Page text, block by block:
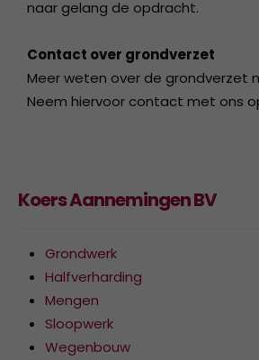
naar gelang de opdracht.
Contact over grondverzet
Meer weten over de grondverzet
Neem hiervoor contact met ons
Koers Aannemingen BV
Grondwerk
Halfverharding
Mengen
Sloopwerk
Wegenbouw